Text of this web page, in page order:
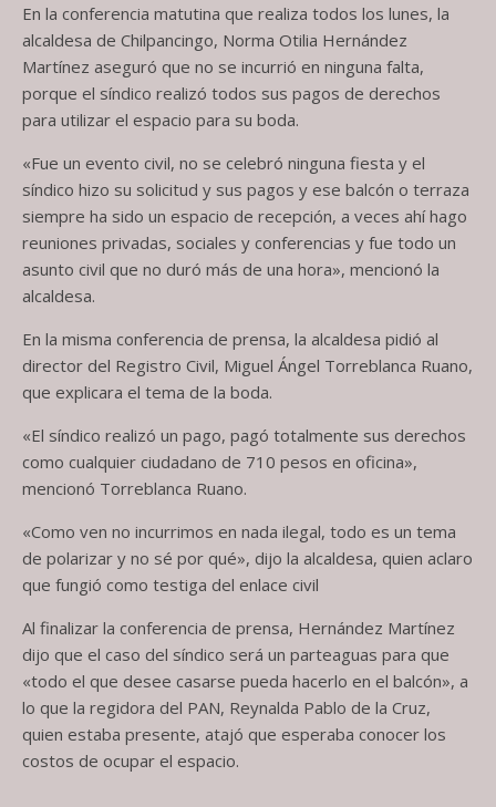
En la conferencia matutina que realiza todos los lunes, la
alcaldesa de Chilpancingo, Norma Otilia Hernández
Martínez aseguró que no se incurrió en ninguna falta,
porque el síndico realizó todos sus pagos de derechos
para utilizar el espacio para su boda.
«Fue un evento civil, no se celebró ninguna fiesta y el
síndico hizo su solicitud y sus pagos y ese balcón o terraza
siempre ha sido un espacio de recepción, a veces ahí hago
reuniones privadas, sociales y conferencias y fue todo un
asunto civil que no duró más de una hora», mencionó la
alcaldesa.
En la misma conferencia de prensa, la alcaldesa pidió al
director del Registro Civil, Miguel Ángel Torreblanca Ruano,
que explicara el tema de la boda.
«El síndico realizó un pago, pagó totalmente sus derechos
como cualquier ciudadano de 710 pesos en oficina»,
mencionó Torreblanca Ruano.
«Como ven no incurrimos en nada ilegal, todo es un tema
de polarizar y no sé por qué», dijo la alcaldesa, quien aclaro
que fungió como testiga del enlace civil
Al finalizar la conferencia de prensa, Hernández Martínez
dijo que el caso del síndico será un parteaguas para que
«todo el que desee casarse pueda hacerlo en el balcón», a
lo que la regidora del PAN, Reynalda Pablo de la Cruz,
quien estaba presente, atajó que esperaba conocer los
costos de ocupar el espacio.